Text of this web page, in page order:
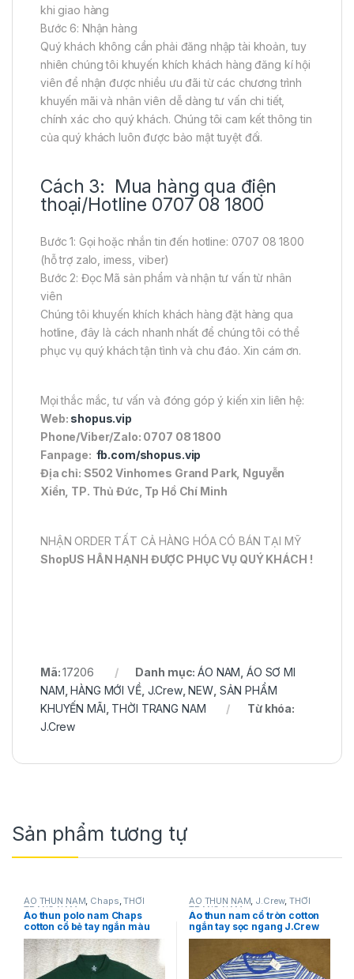
khi giao hàng
Bước 6: Nhận hàng
Quý khách không cần phải đăng nhập tài khoản, tuy
nhiên chúng tôi khuyến khích khách hàng đăng kí hội
viên để nhận được nhiều ưu đãi từ các chương trình
khuyến mãi và nhân viên dễ dàng tư vấn chi tiết,
chính xác cho quý khách. Chúng tôi cam kết thông tin
của quý khách luôn được bảo mật tuyệt đối.
Cách 3: Mua hàng qua điện
thoại/Hotline 0707 08 1800
Bước 1: Gọi hoặc nhắn tin đến hotline: 0707 08 1800
(hỗ trợ zalo, imess, viber)
Bước 2: Đọc Mã sản phẩm và nhận tư vấn từ nhân
viên
Chúng tôi khuyến khích khách hàng đặt hàng qua
hotline, đây là cách nhanh nhất để chúng tôi có thể
phục vụ quý khách tận tình và chu đáo. Xin cám ơn.
Mọi thắc mắc, tư vấn và đóng góp ý kiến xin liên hệ:
Web: shopus.vip
Phone/Viber/Zalo: 0707 08 1800
Fanpage: fb.com/shopus.vip
Địa chỉ: S502 Vinhomes Grand Park, Nguyễn
Xiển, TP. Thủ Đức, Tp Hồ Chí Minh
NHẬN ORDER TẤT CẢ HÀNG HÓA CÓ BÁN TẠI MỸ
ShopUS HÂN HẠNH ĐƯỢC PHỤC VỤ QUÝ KHÁCH !
Mã:17206 Danh mục:ÁO NAM ÁO SƠ MI
NAM ,HÀNG MỚI VỀ, J.Crew,NEW SẢN PHẨM
KHUYẾN MÃI THỜI TRANG NAM
Từ khóa:
J.Crew
Sản phẩm tương tự
ÁO THUN NAM, Chaps,THỜI
TRANG NAM
Áo thun polo nam Chaps
cotton cổ bẻ tay ngắn màu
xanh nước biển size L
ÁO THUN NAM, J.Crew,THỜI
TRANG NAM
Áo thun nam cổ tròn cotton
ngắn tay sọc ngang J.Crew
size M chính hãng hàng mỹ